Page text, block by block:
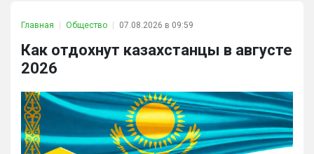
Главная Общество 07.08.2026 в 09:59
Как отдохнут казахстанцы в августе
2026